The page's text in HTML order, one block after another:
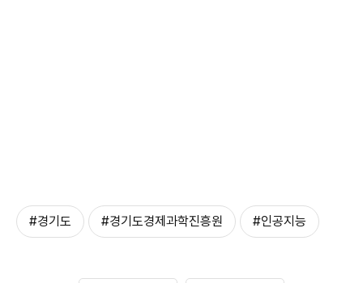
#경기도 #경기도경제과학진흥원 #인공지능